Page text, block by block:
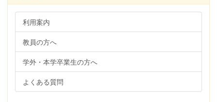
利用案内
教員の方へ
学外・本学卒業生の方へ
よくある質問